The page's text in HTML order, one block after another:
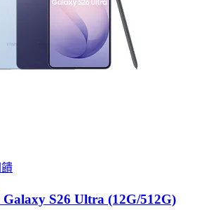
Galaxy S26 Ultra (12G/512G)